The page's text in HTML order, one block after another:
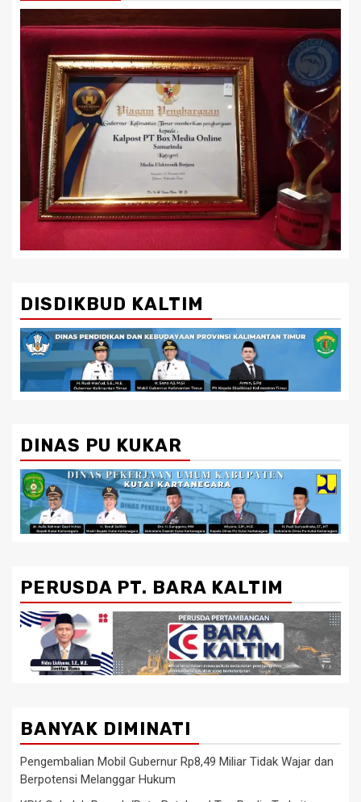
DISDIKBUD KALTIM
DINAS PU KUKAR
PERUSDA PT. BARA KALTIM
BANYAK DIMINATI
Pengembalian Mobil Gubernur Rp8,49 Miliar Tidak Wajar dan
Berpotensi Melanggar Hukum